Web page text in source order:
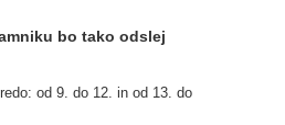
bo tako odslej
od 9. do 12. in od 13. do